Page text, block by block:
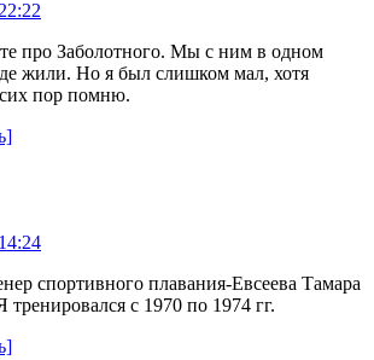
про Заболотного. Мы с ним в одном
жили. Но я был слишком мал, хотя
пор помню.
спортивного плавания-Евсеева Тамара
тренировался с 1970 по 1974 гг.